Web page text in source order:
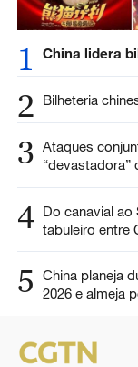
1 China lidera
2 Bilheteria
3 Ataques
“devastadora”
4 Do canavial ao
tabuleiro entre
5
China planeja
2026 e almeja